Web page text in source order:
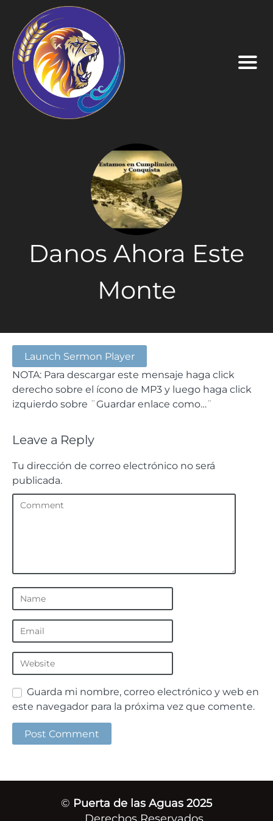
Danos Ahora Este
Monte
Launch Sermon Player
NOTA: Para descargar este mensaje haga click
derecho sobre el ícono de MP3 y luego haga click
izquierdo sobre ¨Guardar enlace como…¨
Leave a Reply
Tu dirección de correo electrónico no será
publicada.
Guarda mi nombre, correo electrónico y web en
este navegador para la próxima vez que comente.
© Puerta de las Aguas 2025